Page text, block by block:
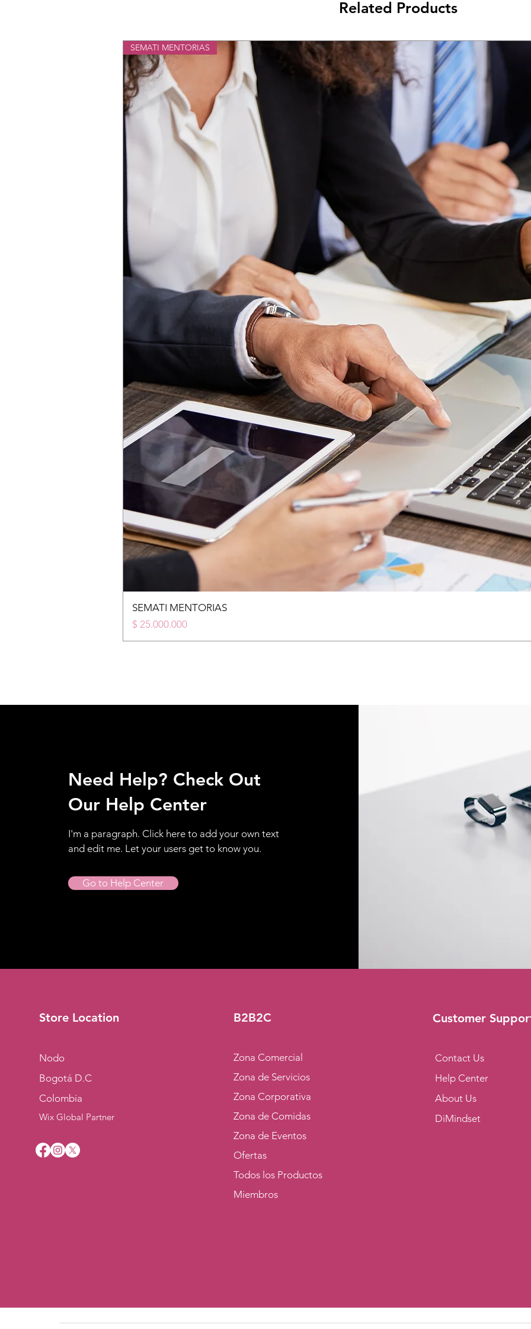
Related Products
SEMATI MENTORIAS
SEMATI MENTORIAS
Price
$ 25.000.000
Need Help? Check Out
Our Help Center
I'm a paragraph. Click here to add your own text
and edit me. Let your users get to know you.
Go to Help Center
Store Location
Nodo
Bogotá D.C
Colombia
Wix Global Partner
B2B2C
Zona Comercial
Zona de Servicios
Zona Corporativa
Zona de Comidas
Zona de Eventos
Ofertas
Todos los Productos
Miembros
Customer
Contact Us
Help Center
About Us
DiMindset